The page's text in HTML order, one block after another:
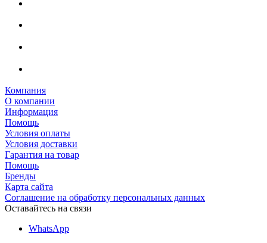
Компания
О компании
Информация
Помощь
Условия оплаты
Условия доставки
Гарантия на товар
Помощь
Бренды
Карта сайта
Соглашение на обработку персональных данных
Оставайтесь на связи
WhatsApp